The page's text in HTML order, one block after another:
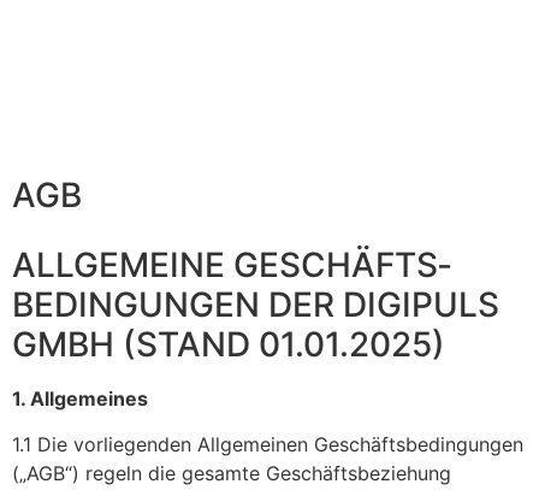
AGB
ALLGEMEINE GESCHÄFTS­
BEDINGUNGEN DER DIGIPULS
GMBH (STAND 01.01.2025)
1. Allgemeines
1.1 Die vorliegenden Allgemeinen Geschäftsbedingungen
(„AGB“) regeln die gesamte Geschäftsbeziehung